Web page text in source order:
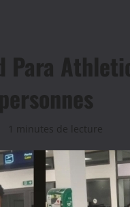
Para
1 minutes de lecture